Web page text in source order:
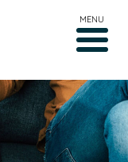
MENU